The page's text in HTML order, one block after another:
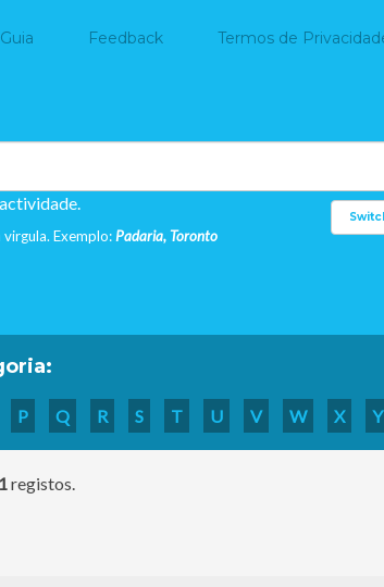
Feedback Termos de
Exemplo: Padaria, Toronto
P Q R S T U V W X Y
1 registos.